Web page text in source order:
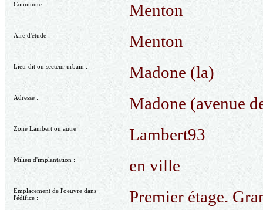
Commune : Menton
Aire d'étude : Menton
Lieu-dit ou secteur urbain : Madone (la)
Adresse : Madone (avenue
Zone Lambert ou autre : Lambert93
Milieu d'implantation : en ville
Emplacement de l'oeuvre dans
l'édifice :
Premier étage.